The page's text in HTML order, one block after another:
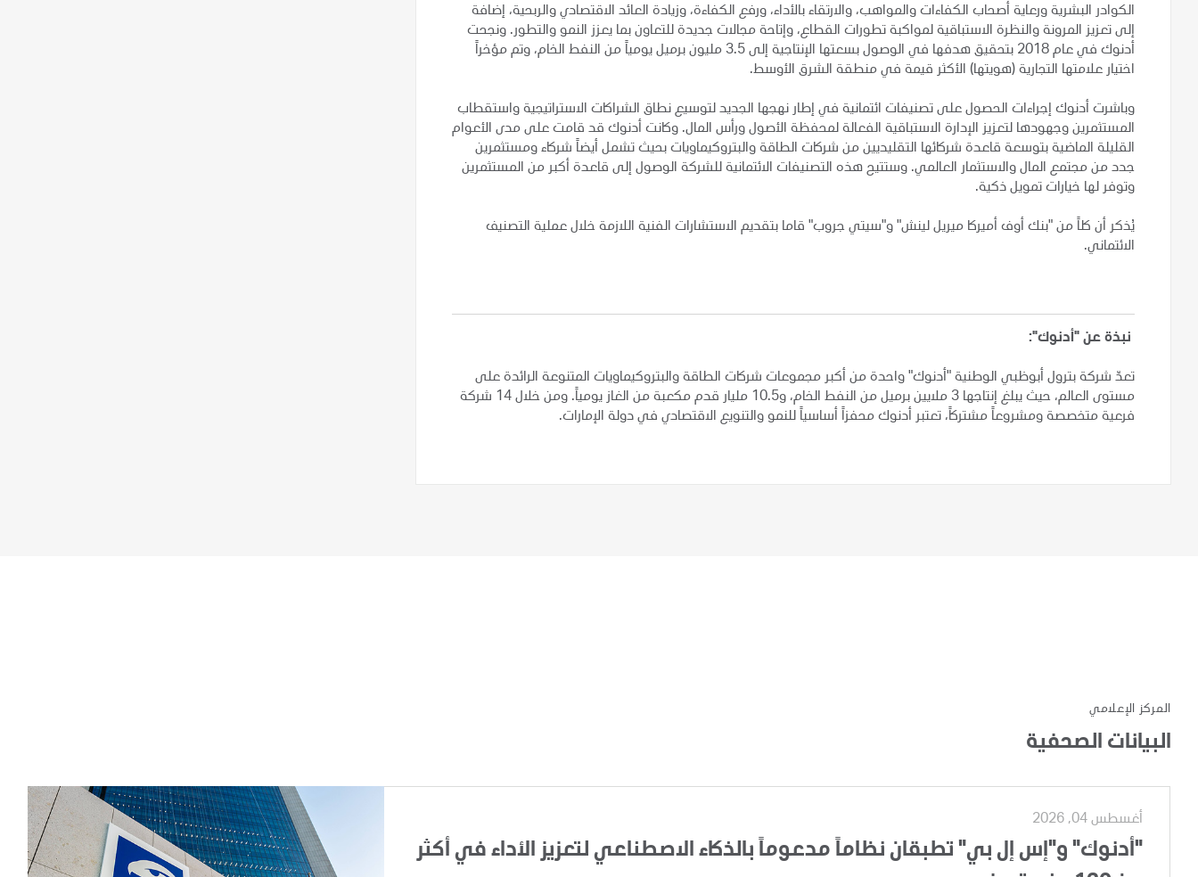
الكوادر البشرية ورعاية أصحاب الكفاءات والمواهب، والارتقاء بالأداء، ورفع الكفاءة، وزيادة العائد الاقتصادي والربحية، إضافة
إلى تعزيز المرونة والنظرة الاستباقية لمواكبة تطورات القطاع، وإتاحة مجالات جديدة للتعاون بما يعزز النمو والتطور. ونجحت
أدنوك في عام 2018 بتحقيق هدفها في الوصول بسعتها الإنتاجية إلى 3.5 مليون برميل يومياً من النفط الخام، وتم مؤخراً
اختيار علامتها التجارية (هويتها) الأكثر قيمة في منطقة الشرق الأوسط.
وباشرت أدنوك إجراءات الحصول على تصنيفات ائتمانية في إطار نهجها الجديد لتوسيع نطاق الشراكات الاستراتيجية واستقطاب
المستثمرين وجهودها لتعزيز الإدارة الاستباقية الفعالة لمحفظة الأصول ورأس المال. وكانت أدنوك قد قامت على مدى الأعوام
القليلة الماضية بتوسعة قاعدة شركائها التقليديين من شركات الطاقة والبتروكيماويات بحيث تشمل أيضاً شركاء ومستثمرين
جدد من مجتمع المال والاستثمار العالمي. وستتيح هذه التصنيفات الائتمانية للشركة الوصول إلى قاعدة أكبر من المستثمرين
وتوفر لها خيارات تمويل ذكية.
يُذكر أن كلاً من "بنك أوف أميركا ميريل لينش" و"سيتي جروب" قاما بتقديم الاستشارات الفنية اللازمة خلال عملية التصنيف
الائتماني.
نبذة عن "أدنوك":
تعدّ شركة بترول أبوظبي الوطنية "أدنوك" واحدة من أكبر مجموعات شركات الطاقة والبتروكيماويات المتنوعة الرائدة على
مستوى العالم، حيث يبلغ إنتاجها 3 ملايين برميل من النفط الخام، و10.5 مليار قدم مكعبة من الغاز يومياً. ومن خلال 14 شركة
فرعية متخصصة ومشروعاً مشتركاً، تعتبر أدنوك محفزاً أساسياً للنمو والتنويع الاقتصادي في دولة الإمارات.
المركز الإعلامي
البيانات الصحفية
أغسطس 04, 2026
"أدنوك" و"إس إل بي" تطبقان نظاماً مدعوماً بالذكاء الاصطناعي لتعزيز الأداء في أكثر